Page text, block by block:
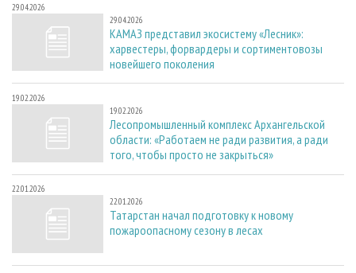
29.04.2026
29.04.2026
КАМАЗ представил экосистему «Лесник»:
харвестеры, форвардеры и сортиментовозы
новейшего поколения
19.02.2026
19.02.2026
Лесопромышленный комплекс Архангельской
области: «Работаем не ради развития, а ради
того, чтобы просто не закрыться»
22.01.2026
22.01.2026
Татарстан начал подготовку к новому
пожароопасному сезону в лесах